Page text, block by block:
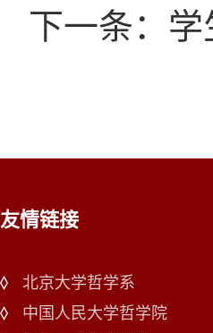
下一条：
友情链接
北京大学哲学系
中国人民大学哲学院